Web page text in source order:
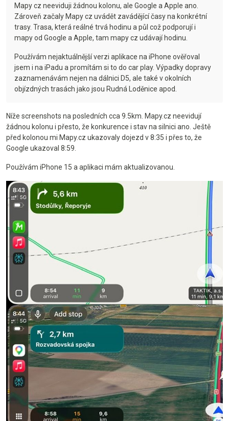
Mapy cz neeviduji žádnou kolonu, ale Google a Apple ano.
Zároveň začaly Mapy cz uvádět zavádějící časy na konkrétní
trasy. Trasa, která reálné trvá hodinu a půl což podporují i
mapy od Google a Apple, tam mapy cz udávají hodinu.
Používám nejaktuálnější verzi aplikace na iPhone ověřoval
jsem i na iPadu a promítám si to do car play. Výpadky dopravy
zaznamenávám nejen na dálnici D5, ale také v okolních
objízdných trasách jako jsou Rudná Loděnice apod.
Níže screenshots na posledních cca 9.5km. Mapy.cz neevidují
žádnou kolonu i přesto, že konkurence i stav na silnici ano. Ještě
před kolonou mi Mapy.cz ukazovaly dojezd v 8:35 i přes to, že
Google ukazoval 8:59.
Používám iPhone 15 a aplikaci mám aktualizovanou.